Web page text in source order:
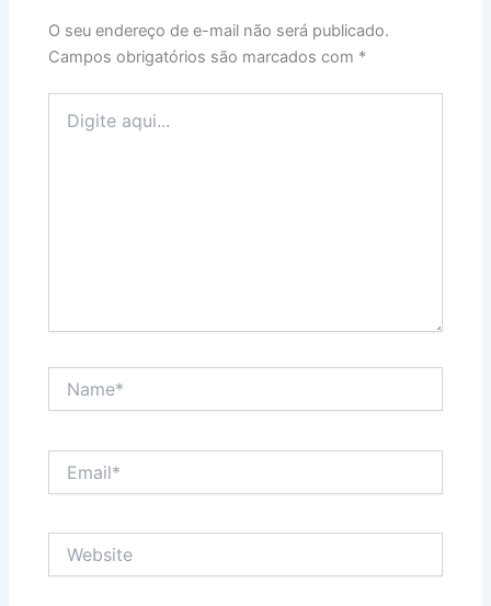
O seu endereço de e-mail não será publicado.
Campos obrigatórios são marcados com *
aqui...